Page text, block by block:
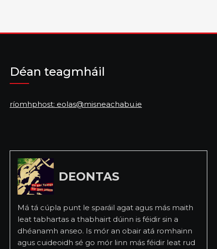
Déan teagmháil
ríomhphost: eolas@misneachabu.ie
DEONTAS
Má tá cúpla punt le sparáil agat agus más maith
leat tabhartas a thabhairt dúinn is féidir sin a
dhéanamh anseo. Is mór an obair atá romhainn
agus cuideoidh sé go mór linn más féidir leat rud